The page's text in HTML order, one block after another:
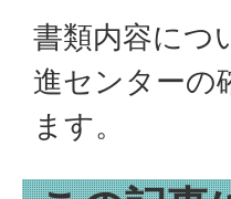
書類内容につ
進センターの
ます。